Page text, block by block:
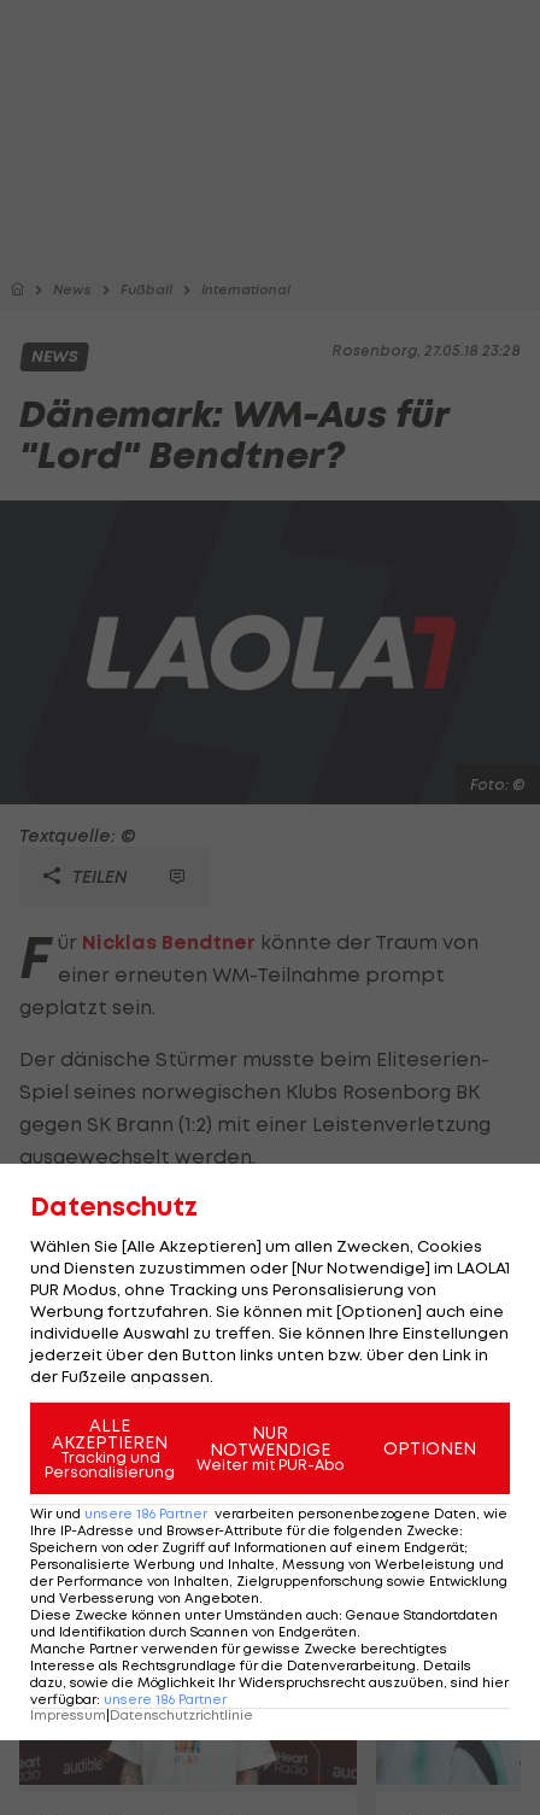
News Fußball International
Rosenborg, 27.05.18 23:28
NEWS
Dänemark: WM-Aus für
"Lord" Bendtner?
Foto: ©
Textquelle: ©
TEILEN
F ür Nicklas Bendtner könnte der Traum von
einer erneuten WM-Teilnahme prompt
geplatzt sein.
Der dänische Stürmer musste beim Eliteserien-
Spiel seines norwegischen Klubs Rosenborg BK
gegen SK Brann (1:2) mit einer Leistenverletzung
ausgewechselt werden.
Auf der Bank vergoss der "Lord" bittere Tränen,
eine Verletzung gut drei Wochen vor WM-Start
bedeutet wohl das Endrunden-Aus für den nicht
unumstrittenen Angreifer.
Bendtner feierte im Herbst sein Comeback in
dänischen Nationalteam und war mit einem
Treffer beim WM-Playoff-Sieg der Skandinavier
gegen Irland (Gesamt 5:1) beteiligt.
Mehr zum Thema
Datenschutz
Wählen Sie [Alle Akzeptieren] um allen Zwecken, Cookies
und Diensten zuzustimmen oder [Nur Notwendige] im LAOLA1
PUR Modus, ohne Tracking uns Peronsalisierung von
Werbung fortzufahren. Sie können mit [Optionen] auch eine
individuelle Auswahl zu treffen. Sie können Ihre Einstellungen
jederzeit über den Button links unten bzw. über den Link in
der Fußzeile anpassen.
ALLE
AKZEPTIEREN
Tracking und
Personalisierung
NUR
NOTWENDIGE
Weiter mit PUR-Abo
OPTIONEN
Wir und unsere 186 Partner verarbeiten personenbezogene Daten, wie
Ihre IP-Adresse und Browser-Attribute für die folgenden Zwecke:
Speichern von oder Zugriff auf Informationen auf einem Endgerät;
Personalisierte Werbung und Inhalte, Messung von Werbeleistung und
der Performance von Inhalten, Zielgruppenforschung sowie Entwicklung
und Verbesserung von Angeboten
Diese Zwecke können unter Umständen auch: Genaue Standortdaten
und Identifikation durch Scannen von Endgeräten
Manche Partner verwenden für gewisse Zwecke berechtigtes
Interesse als Rechtsgrundlage für die Datenverarbeitung. Details
dazu, sowie die Möglichkeit Ihr Widerspruchsrecht auszuüben, sind hier
verfügbar: unsere 186 Partner
Impressum|Datenschutzrichtlinie